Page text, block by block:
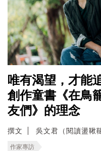
唯有渴望，才能
創作童書《在鳥
友們》的理念
撰文 吳文君（閱讀盪鞦
作家專訪